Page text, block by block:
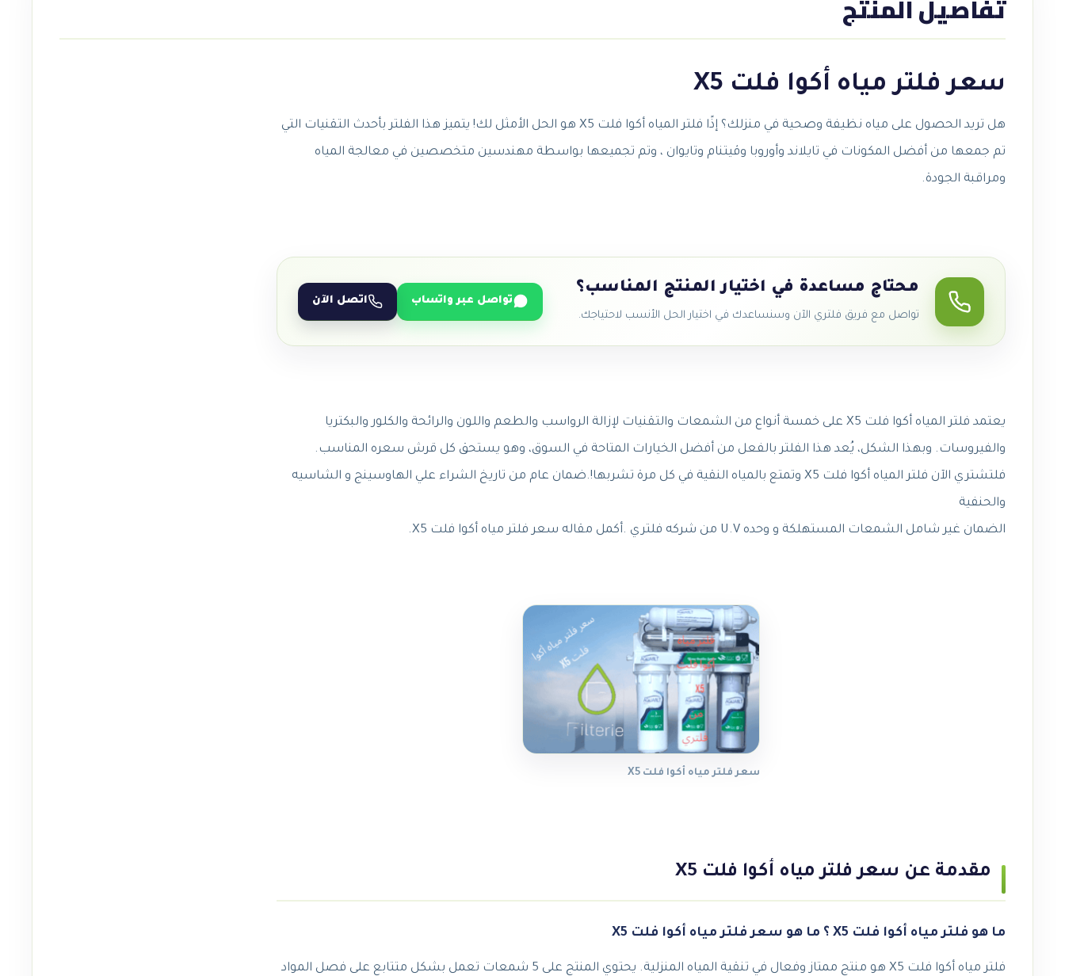
تفاصيل المنتج
سعر فلتر مياه أكوا فلت X5
هل تريد الحصول على مياه نظيفة وصحية في منزلك؟ إذًا فلتر المياه أكوا فلت X5 هو الحل الأمثل لك! يتميز هذا الفلتر بأحدث التقنيات التي
تم جمعها من أفضل المكونات في تايلاند وأوروبا وڤيتنام وتايوان ، وتم تجميعها بواسطة مهندسين متخصصين في معالجة المياه
ومراقبة الجودة.
محتاج مساعدة في اختيار المنتج المناسب؟
تواصل مع فريق فلتري الآن وسنساعدك في اختيار الحل الأنسب لاحتياجك.
تواصل عبر واتساب اتصل الآن
يعتمد فلتر المياه أكوا فلت X5 على خمسة أنواع من الشمعات والتقنيات لإزالة الرواسب والطعم واللون والرائحة والكلور والبكتريا
والفيروسات. وبهذا الشكل، يُعد هذا الفلتر بالفعل من أفضل الخيارات المتاحة في السوق، وهو يستحق كل قرش سعره المناسب.
فلتشتري الآن فلتر المياه أكوا فلت X5 وتمتع بالمياه النقية في كل مرة تشربها!.
ضمان عام من تاريخ الشراء علي الهاوسينج و الشاسيه
والحنفية
الضمان غير شامل الشمعات المستهلكة و وحده U.V من شركه فلتري .أكمل مقاله سعر فلتر مياه أكوا فلت X5.
سعر فلتر مياه أكوا فلت X5
مقدمة عن سعر فلتر مياه أكوا فلت X5
ما هو فلتر مياه أكوا فلت X5 ؟ ما هو سعر فلتر مياه أكوا فلت X5
فلتر مياه أكوا فلت X5 هو منتج ممتاز وفعال في تنقية المياه المنزلية. يحتوي المنتج على 5 شمعات تعمل بشكل متتابع على فصل المواد